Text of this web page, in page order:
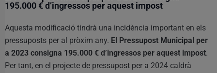
195.000 € d’ingressos per aquest impost
Aquesta modificació tindrà una incidència important en els
pressuposts per al pròxim any. El Pressupost Municipal per
a 2023 consigna 195.000 € d’ingressos per aquest impost.
Per tant, en el projecte de pressupost per a 2024 caldrà